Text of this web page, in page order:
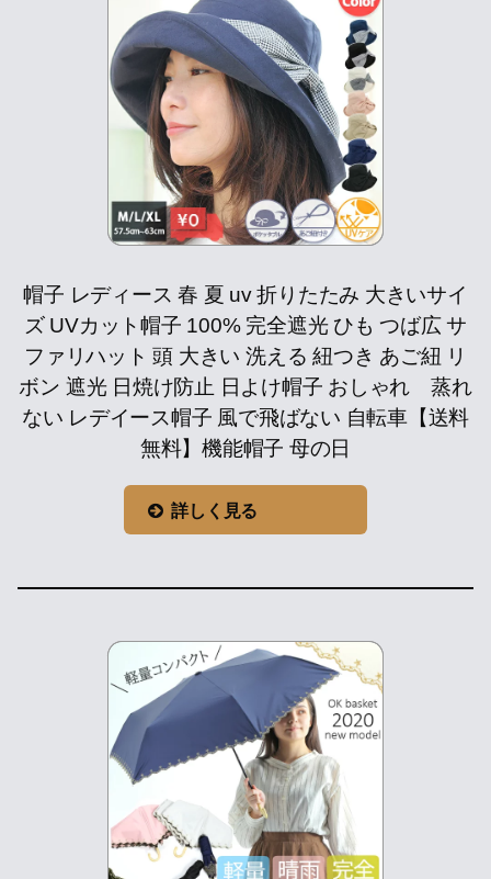
帽子 レディース 春 夏 uv 折りたたみ 大きいサイ
ズ UVカット帽子 100% 完全遮光 ひも つば広 サ
ファリハット 頭 大きい 洗える 紐つき あご紐 リ
ボン 遮光 日焼け防止 日よけ帽子 おしゃれ 蒸れ
ない レデイース帽子 風で飛ばない 自転車【送料
無料】機能帽子 母の日
詳しく見る